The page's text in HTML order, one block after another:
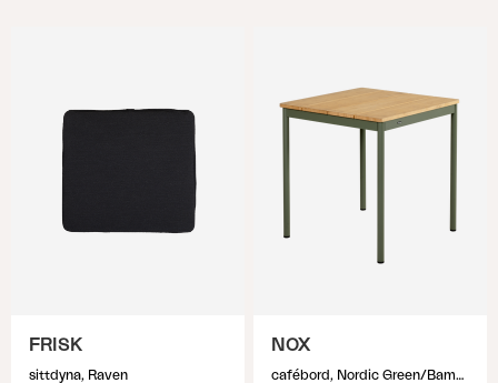
FRISK
sittdyna, Raven
NOX
cafébord, Nordic Green/Bambu